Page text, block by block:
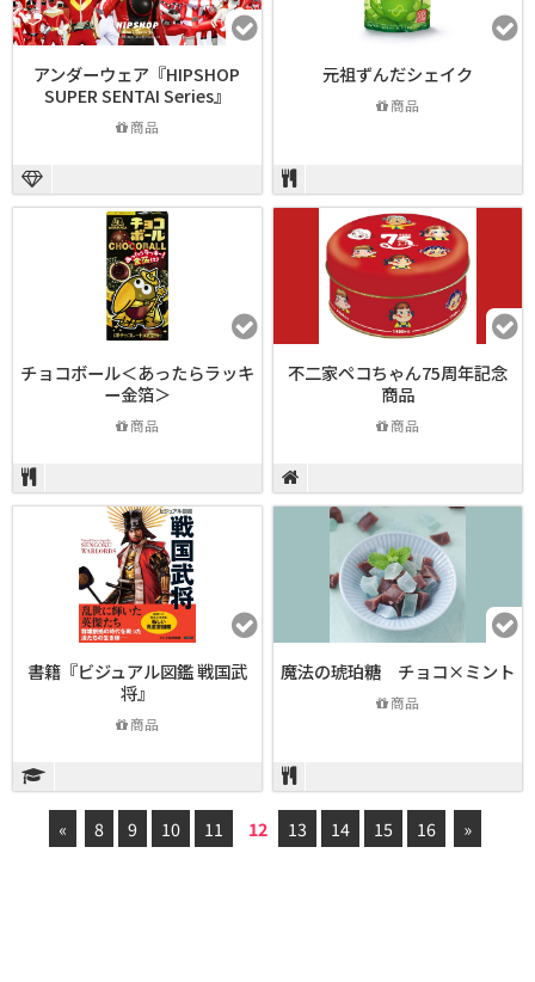
アンダーウェア『HIPSHOP
SUPER SENTAI Series』
商品
元祖ずんだシェイク
商品
チョコボール＜あったらラッキ
ー金箔＞
商品
不二家ペコちゃん75周年記念
商品
商品
書籍『ビジュアル図鑑 戦国武
将』
商品
魔法の琥珀糖 チョコ×ミント
商品
« 8 9 10 11 12 13 14 15 16 »